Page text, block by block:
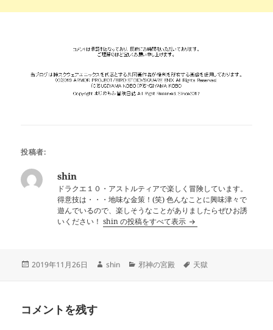
投稿者:
shin
ドラクエ１０・アストルティアで楽しく冒険しています。
得意技は・・・地味な金策！(笑) 色んなことに興味津々で
遊んでいるので、楽しそうなことがありましたらぜひお誘
いください！shin の投稿をすべて表示
投
2019年11月26日
作
shin
カ
邪神の宮殿
タ
天獄
コメントを残す